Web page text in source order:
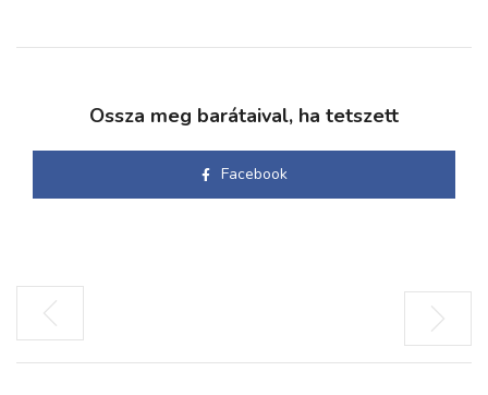
Ossza meg barátaival, ha tetszett
Facebook